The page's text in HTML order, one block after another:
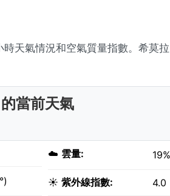
天氣情況和空氣質量指數。希莫
當前天氣
☁️ 雲量: 19%
☀️ 紫外線指數: 4.0